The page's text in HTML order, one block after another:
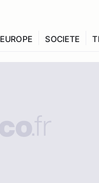
EUROPE SOCIETE